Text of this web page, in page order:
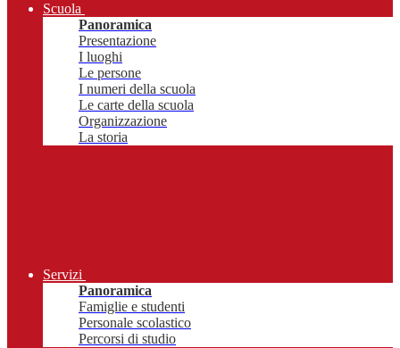
Scuola
Panoramica
Presentazione
I luoghi
Le persone
I numeri della scuola
Le carte della scuola
Organizzazione
La storia
Servizi
Panoramica
Famiglie e studenti
Personale scolastico
Percorsi di studio